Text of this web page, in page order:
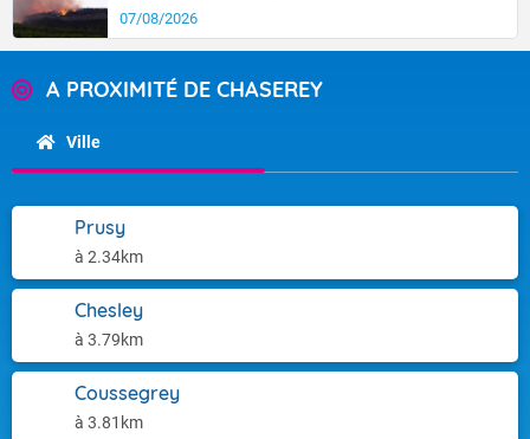
07/08/2026
A PROXIMITÉ DE CHASEREY
Ville
Prusy
à 2.34km
Chesley
à 3.79km
Coussegrey
à 3.81km